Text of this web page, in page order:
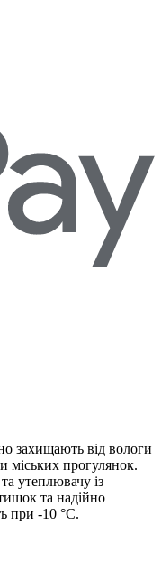
захищають від вологи
міських прогулянок.
утеплювачу із
та надійно
при -10 °C.